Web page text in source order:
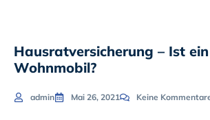
Hausratversicherung – Ist
Wohnmobil?
admin Mai 26, 2021 Keine